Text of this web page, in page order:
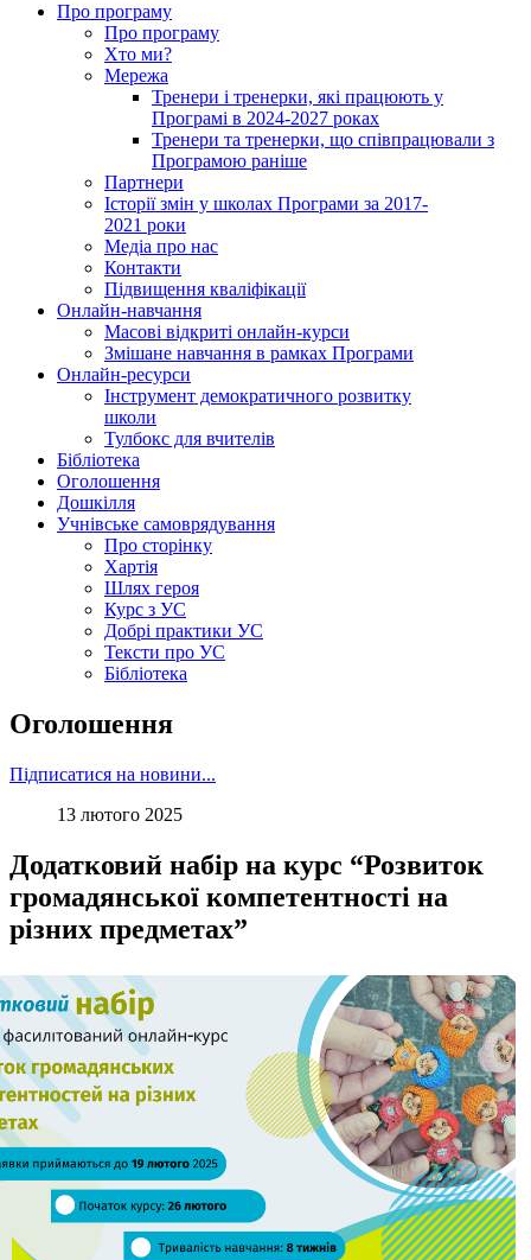
Про програму
Про програму
Хто ми?
Мережа
Тренери і тренерки, які працюють у
Програмі в 2024-2027 роках
Тренери та тренерки, що співпрацювали з
Програмою раніше
Партнери
Історії змін у школах Програми за 2017-
2021 роки
Медіа про нас
Контакти
Підвищення кваліфікації
Онлайн-навчання
Масові відкриті онлайн-курси
Змішане навчання в рамках Програми
Онлайн-ресурси
Інструмент демократичного розвитку
школи
Тулбокс для вчителів
Бібліотека
Оголошення
Дошкілля
Учнівське самоврядування
Про сторінку
Хартія
Шлях героя
Курс з УС
Добрі практики УС
Тексти про УС
Бібліотека
Оголошення
Підписатися на новини...
13 лютого 2025
Додатковий набір на курс “Розвиток
громадянської компетентності на
різних предметах”